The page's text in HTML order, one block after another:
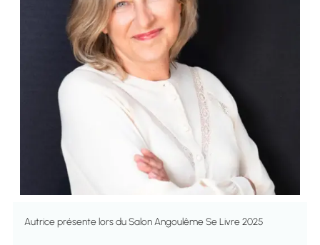
Autrice présente lors du Salon Angoulême Se Livre 2025